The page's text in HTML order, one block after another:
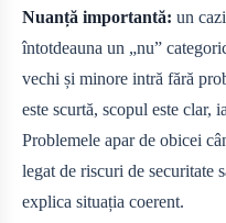
Nuanță importantă: un
întotdeauna un „nu”
vechi și minore intră fără
este scurtă, scopul este clar,
Problemele apar de obicei
legat de riscuri de securitate
explica situația coerent.